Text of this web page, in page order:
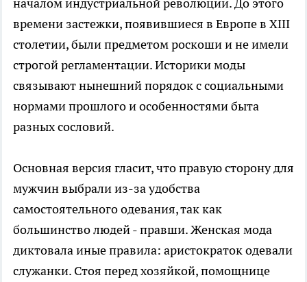
началом индустриальной революции. До этого
времени застежки, появившиеся в Европе в XIII
столетии, были предметом роскоши и не имели
строгой регламентации. Историки моды
связывают нынешний порядок с социальными
нормами прошлого и особенностями быта
разных сословий.
Основная версия гласит, что правую сторону для
мужчин выбрали из-за удобства
самостоятельного одевания, так как
большинство людей - правши. Женская мода
диктовала иные правила: аристократок одевали
служанки. Стоя перед хозяйкой, помощнице